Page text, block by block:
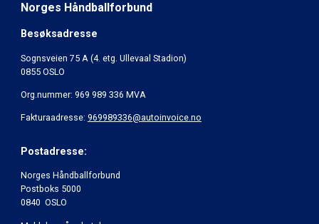
Norges Håndballforbund
Besøksadresse
Sognsveien 75 A (4. etg. Ullevaal Stadion)
0855 OSLO
Org.nummer: 969 989 336 MVA
Fakturaadresse: 969989336@autoinvoice.no
Postadresse:
Norges Håndballforbund
Postboks 5000
0840 OSLO